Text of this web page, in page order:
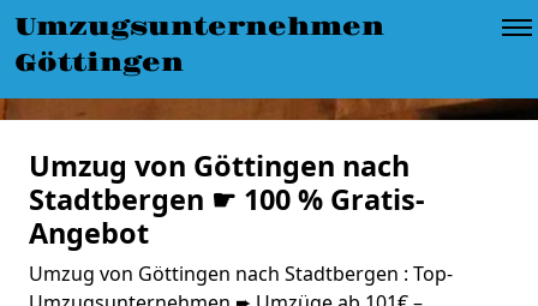
Umzugsunternehmen
Göttingen
Umzug von Göttingen nach
Stadtbergen ☛ 100 % Gratis-
Angebot
Umzug von Göttingen nach Stadtbergen : Top-